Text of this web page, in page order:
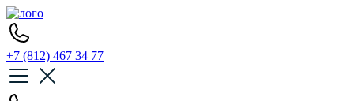
+7 (812) 467 34 77